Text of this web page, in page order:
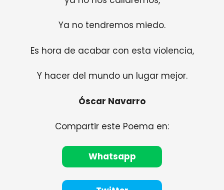
Ya no tendremos miedo.
Es hora de acabar con esta violencia,
Y hacer del mundo un lugar mejor.
Óscar Navarro
Compartir este Poema en:
Whatsapp